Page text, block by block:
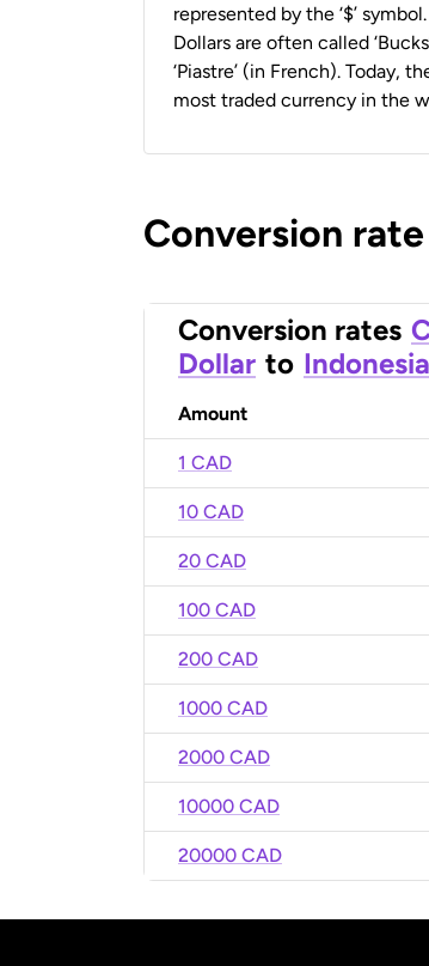
represented by the ‘$’
Dollars are often called
‘Piastre’ (in French). Today,
most traded currency in the
Conversion
Conversion rates
Dollar to
Amount
1 CAD
10 CAD
20 CAD
100 CAD
200 CAD
1000 CAD
2000 CAD
10000 CAD
20000 CAD